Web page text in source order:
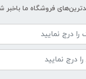
فروشگاه ما باخبر